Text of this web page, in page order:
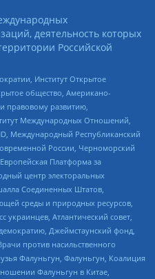
деятельность которых
Российской
Институт Открытое
общество, Американо-
правовому развитию,
Международных Отношений,
Международный Республиканский
России, Черноморский
Платформа за
центр электоральных
Соединенных Штатов,
среды и природных ресурсов,
украинцев, Атлантический совет,
Джеймстаунский фонд,
против насильственного
Фалуньгун, Фалуньгун, Коалиция
Фалуньгун в Китае,